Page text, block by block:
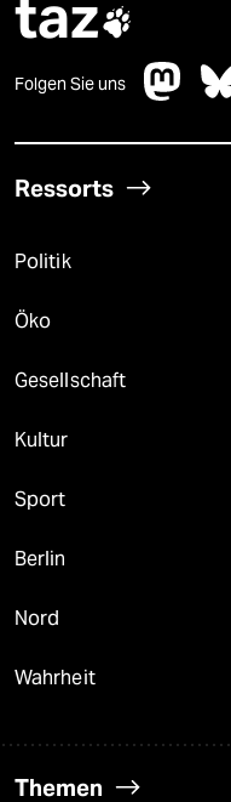
taz
Folgen Sie uns
Ressorts
Politik
Öko
Gesellschaft
Kultur
Sport
Berlin
Nord
Wahrheit
Themen